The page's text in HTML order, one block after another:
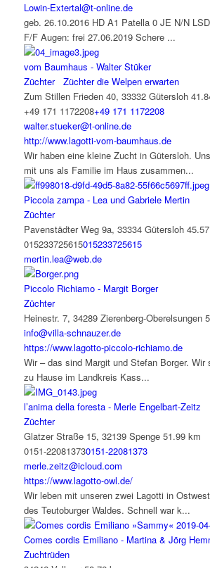
Lowin-Extertal@t-online.de
geb. 26.10.2016 HD A1 Patella 0 JE N/N
F/F Augen: frei 27.06.2019 Schere ...
vom Baumhaus - Walter Stüker
Züchter
Züchter die Welpen erwarten
Zum Stillen Frieden 40, 33332 Gütersloh
+49 171 1172208+49 171 1172208
walter.stueker@t-online.de
http://www.lagotti-vom-baumhaus.de
Wir haben eine kleine Zucht in Gütersloh.
mit uns als Familie im Haus zusammen...
Piccola zampa - Lea und Gabriele Mertin
Züchter
Pavenstädter Weg 9a, 33334 Gütersloh
015233725615015233725615
mertin.lea@web.de
Piccolo Richiamo - Margit Borger
Züchter
Heinestr. 7, 34289 Zierenberg-Oberelsungen
info@villa-schnauzer.de
https://www.lagotto-piccolo-richiamo.de
Wir – das sind Margit und Stefan Borger. Wir
zu Hause im Landkreis Kass...
l’anima della foresta - Merle Engelbart-Zeitz
Züchter
Glatzer Straße 15, 32139 Spenge 51.99 km
0151-220813730151-22081373
merle.zeitz@icloud.com
https://www.lagotto-owl.de/
Wir leben mit unseren zwei Lagotti in
des Teutoburger Waldes. Schnell war k...
Comes cordis Emiliano - Martina & Jörg
Zuchtrüden